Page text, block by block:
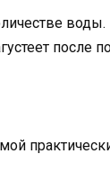
воды.
после